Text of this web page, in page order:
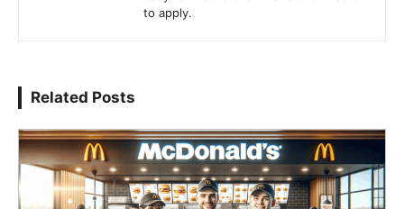
to apply.
Related Posts